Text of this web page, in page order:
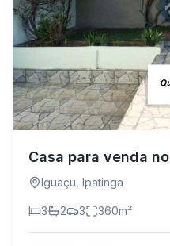
Casa para venda
Iguaçu Ipatinga
3 2 3 360m²